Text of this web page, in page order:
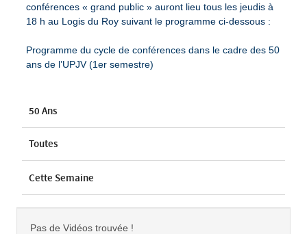
conférences « grand public » auront lieu tous les jeudis à
18 h au Logis du Roy suivant le programme ci-dessous :
Programme du cycle de conférences dans le cadre des 50
ans de l’UPJV (1er semestre)
50 Ans
Toutes
Cette Semaine
Pas de Vidéos trouvée !